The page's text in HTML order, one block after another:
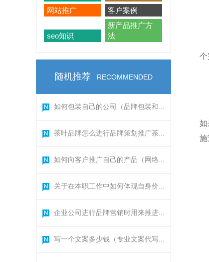
网站推广
客户案例
seo知识
新产品推广方
法
随机推荐 RECOMMENDED
如何包装自己的公司（品牌包装和...
茶叶品牌怎么进行品牌策划推广茶...
如何向客户推广自己的产品（网络...
关于在本职工作中如何体现自身价...
企业公司进行品牌营销时用来推进...
写一个文案多少钱（专业文案代写...
个
如
施